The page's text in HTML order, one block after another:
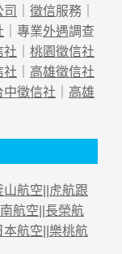
司 ｜ 徵信服務｜
｜專業外遇調查
社 ｜ 桃園徵信社
社 ｜ 高雄徵信社
中徵信社 ｜ 高雄
山航空
虎航跟
航空 長榮航
本航空 樂桃航